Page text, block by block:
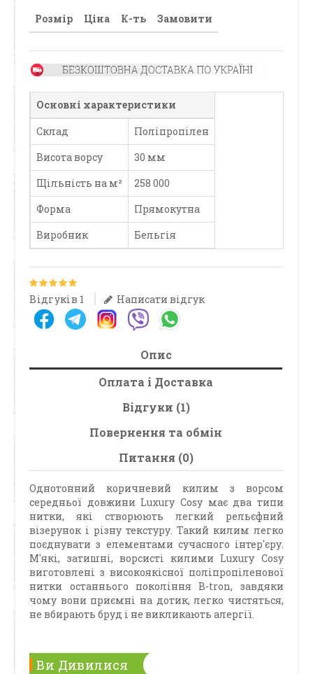
Розмір Ціна К-ть Замовити
Основні характеристики
Склад
Поліпропілен
Висота ворсу
30 мм
Щільність на м²
258 000
Форма
Прямокутна
Виробник
Бельгія
Відгуків 1 Написати відгук
Опис
Оплата і Доставка
Відгуки (1)
Повернення та обмін
Питання (0)
Однотонний коричневий килим з ворсом
середньої довжини Luxury Cosy має два типи
нитки, які створюють легкий рельєфний
візерунок і різну текстуру. Такий килим легко
поєднувати з елементами сучасного інтер'єру.
М'які, затишні, ворсисті килими Luxury Cosy
виготовлені з високоякісної поліпропіленової
нитки останнього покоління B-tron, завдяки
чому вони приємні на дотик, легко чистяться,
не вбирають бруд і не викликають алергії.
Ви Дивилися